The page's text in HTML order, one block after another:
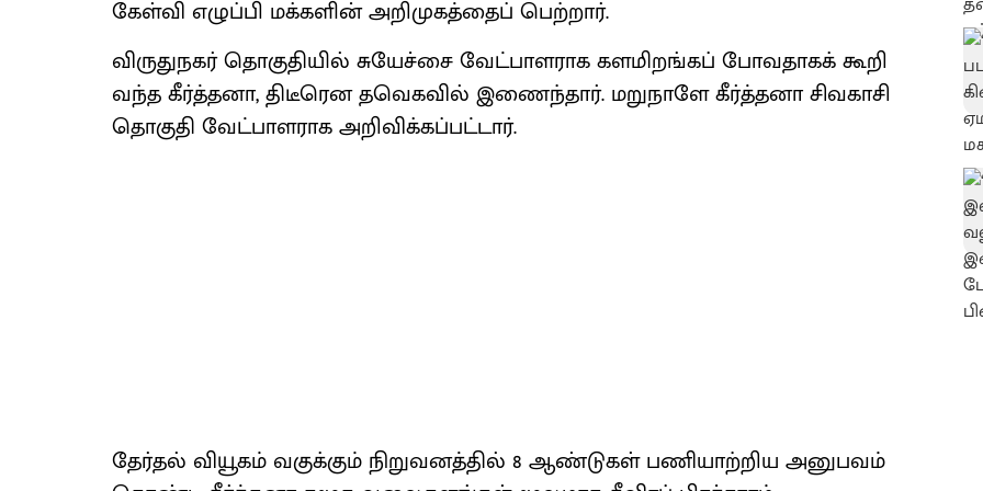
கேள்வி எழுப்பி மக்களின் அறிமுகத்தைப் பெற்றார்.
விருதுநகர் தொகுதியில் சுயேச்சை வேட்பாளராக களமிறங்கப் போவதாகக் கூறி
வந்த கீர்த்தனா, திடீரென தவெகவில் இணைந்தார். மறுநாளே கீர்த்தனா சிவகாசி
தொகுதி வேட்பாளராக அறிவிக்கப்பட்டார்.
தேர்தல் வியூகம் வகுக்கும் நிறுவனத்தில் 8 ஆண்டுகள் பணியாற்றிய அனுபவம்